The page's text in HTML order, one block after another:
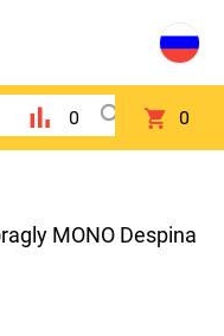
0 0
MONO Despina